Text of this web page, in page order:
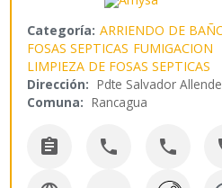
Categoría: ARRIENDO DE
FOSAS SEPTICAS FUMIGACION
LIMPIEZA DE FOSAS SEPTICAS
Dirección: Pdte Salvador
Comuna: Rancagua
  